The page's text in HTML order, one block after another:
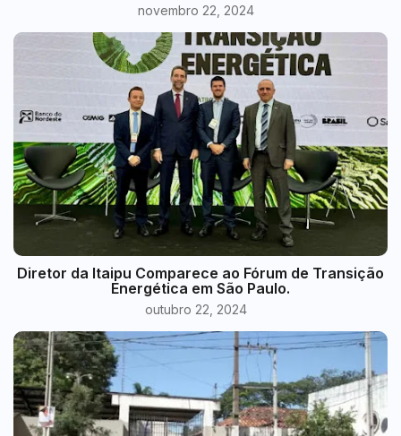
novembro 22, 2024
Diretor da Itaipu Comparece ao Fórum de Transição
Energética em São Paulo.
outubro 22, 2024